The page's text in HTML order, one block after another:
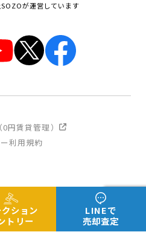
ション
トリー
LINEで
売却査定
が運営しています
利用規約
円賃貸管理）